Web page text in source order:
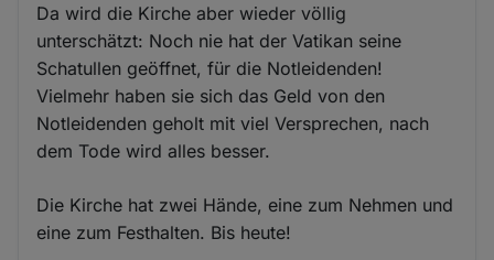
Da wird die Kirche aber wieder völlig
unterschätzt: Noch nie hat der Vatikan seine
Schatullen geöffnet, für die Notleidenden!
Vielmehr haben sie sich das Geld von den
Notleidenden geholt mit viel Versprechen, nach
dem Tode wird alles besser.
Die Kirche hat zwei Hände, eine zum Nehmen und
eine zum Festhalten. Bis heute!